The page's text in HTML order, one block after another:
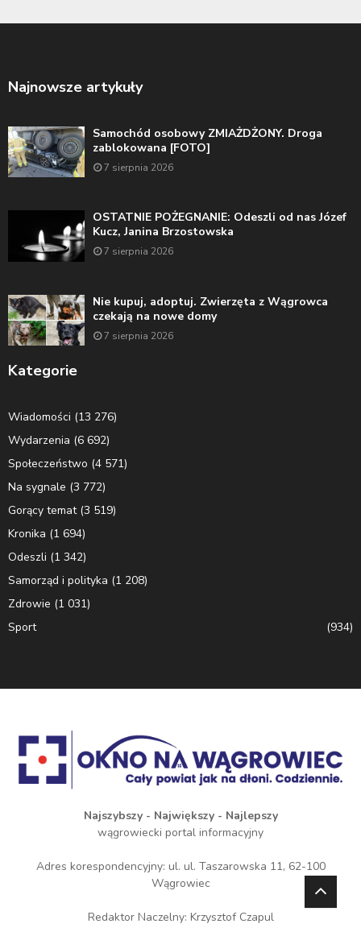
Najnowsze artykuły
Samochód osobowy ZMIAŻDŻONY. Droga
zablokowana [FOTO]
7 sierpnia 2026
OSTATNIE POŻEGNANIE: Odeszli od nas Józef
Kucz, Janina Brzostowska
7 sierpnia 2026
Nie kupuj, adoptuj. Zwierzęta z Wągrowca
czekają na nowe domy
7 sierpnia 2026
Kategorie
Wiadomości (13 276)
Wydarzenia (6 692)
Społeczeństwo (4 571)
Na sygnale (3 772)
Gorący temat(3 519)
Kronika (1 694)
Odeszli (1 342)
Samorząd i polityka (1 208)
Zdrowie (1 031)
Sport
(934)
Najszybszy - Największy - Najlepszy
wągrowiecki portal informacyjny
Adres korespondencyjny: ul. ul. Taszarowska 11, 62-100
Wągrowiec
Redaktor Naczelny: Krzysztof Czapul